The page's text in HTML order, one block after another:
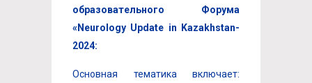
образовательного Форума
«Neurology Update in Kazakhstan-
2024:
Основная тематика включает: